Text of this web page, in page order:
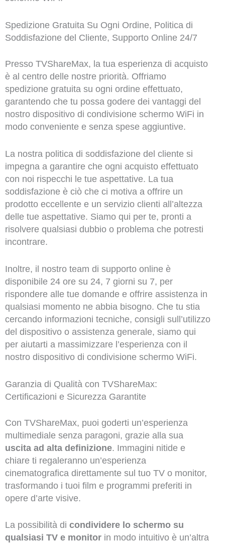
Spedizione Gratuita Su Ogni Ordine, Politica di
Soddisfazione del Cliente, Supporto Online 24/7
Presso TVShareMax, la tua esperienza di acquisto
è al centro delle nostre priorità. Offriamo
spedizione gratuita su ogni ordine effettuato,
garantendo che tu possa godere dei vantaggi del
nostro dispositivo di condivisione schermo WiFi in
modo conveniente e senza spese aggiuntive.
La nostra politica di soddisfazione del cliente si
impegna a garantire che ogni acquisto effettuato
con noi rispecchi le tue aspettative. La tua
soddisfazione è ciò che ci motiva a offrire un
prodotto eccellente e un servizio clienti all’altezza
delle tue aspettative. Siamo qui per te, pronti a
risolvere qualsiasi dubbio o problema che potresti
incontrare.
Inoltre, il nostro team di supporto online è
disponibile 24 ore su 24, 7 giorni su 7, per
rispondere alle tue domande e offrire assistenza in
qualsiasi momento ne abbia bisogno. Che tu stia
cercando informazioni tecniche, consigli sull’utilizzo
del dispositivo o assistenza generale, siamo qui
per aiutarti a massimizzare l’esperienza con il
nostro dispositivo di condivisione schermo WiFi.
Garanzia di Qualità con TVShareMax:
Certificazioni e Sicurezza Garantite
Con TVShareMax, puoi goderti un’esperienza
multimediale senza paragoni, grazie alla sua
uscita ad alta definizione. Immagini nitide e
chiare ti regaleranno un’esperienza
cinematografica direttamente sul tuo TV o monitor,
trasformando i tuoi film e programmi preferiti in
opere d’arte visive.
La possibilità di condividere lo schermo su
qualsiasi TV e monitorin modo intuitivo è un’altra